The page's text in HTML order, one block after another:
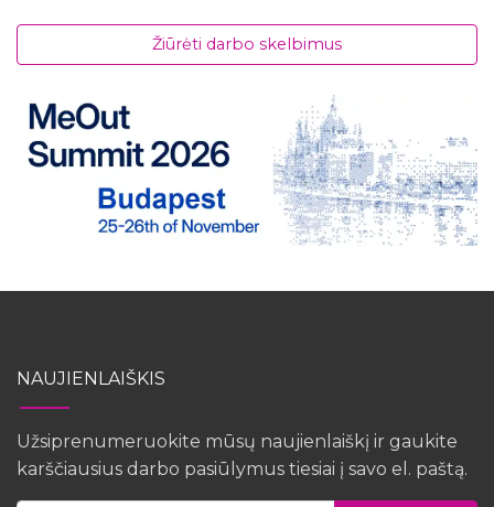
Žiūrėti darbo skelbimus
NAUJIENLAIŠKIS
Užsiprenumeruokite mūsų naujienlaiškį ir gaukite
karščiausius darbo pasiūlymus tiesiai į savo el. paštą.